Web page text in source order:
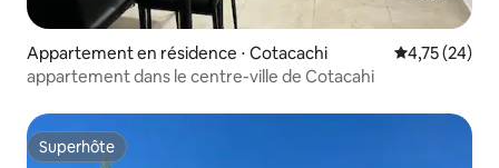
Appartement en résidence ⋅ Cotacachi Évaluation
4,75 (24)
appartement dans le centre-ville de Cotacahi
Superhôte
Superhôte